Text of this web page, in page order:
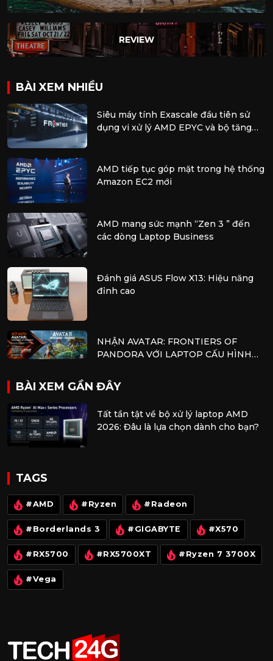
REVIEW
BÀI XEM NHIỀU
Siêu máy tính Exascale đầu tiên sử
dụng vi xử lý AMD EPYC và bộ tăng
AMD tiếp tục góp mặt trong hệ thống
Amazon EC2 mới
AMD mang sức mạnh “Zen 3 ” đến
các dòng Laptop Business
Đánh giá ASUS Flow X13: Hiệu năng
đỉnh cao
NHẬN AVATAR: FRONTIERS OF
PANDORA VỚI LAPTOP CẤU HÌNH
BÀI XEM GẦN ĐÂY
Tất tần tật về bộ xử lý laptop AMD
2026: Đâu là lựa chọn dành cho bạn?
TAGS
#AMD #Ryzen #Radeon
#Borderlands 3 #GIGABYTE #X570
#RX5700 #RX5700XT #Ryzen 7 3700X
#Vega